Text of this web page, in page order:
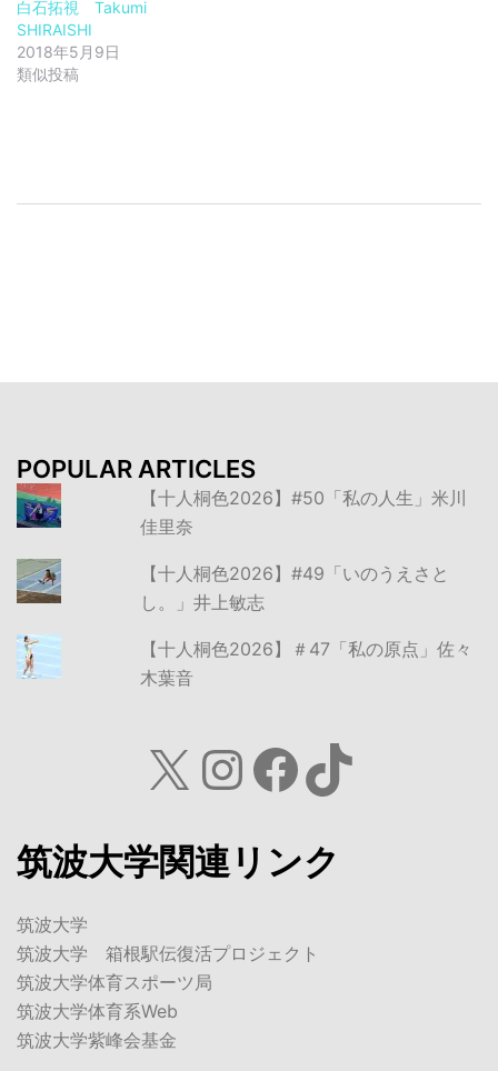
白石拓視 Takumi
SHIRAISHI
2018年5月9日
類似投稿
ン
POPULAR ARTICLES
【十人桐色2026】#50「私の人生」米川
佳里奈
【十人桐色2026】#49「いのうえさと
し。」井上敏志
【十人桐色2026】＃47「私の原点」佐々
木葉音
X Instagram
Facebook
TikTok
筑波大学関連リンク
筑波大学
筑波大学 箱根駅伝復活プロジェクト
筑波大学体育スポーツ局
筑波大学体育系Web
筑波大学紫峰会基金